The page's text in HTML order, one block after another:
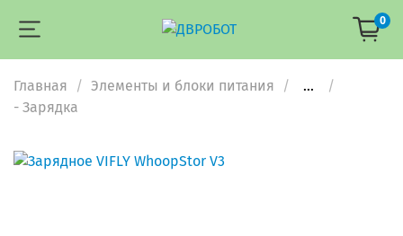
0
Главная Элементы и блоки питания
...
- Зарядка